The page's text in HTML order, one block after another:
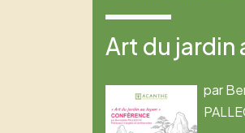
Art du jardin
par